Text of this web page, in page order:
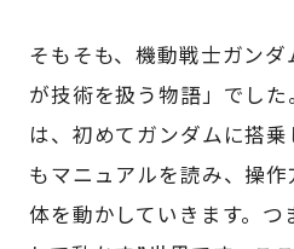
そもそも、機動戦士ガン
が技術を扱う物語」でし
は、初めてガンダムに搭
もマニュアルを読み、操
体を動かしていきます。